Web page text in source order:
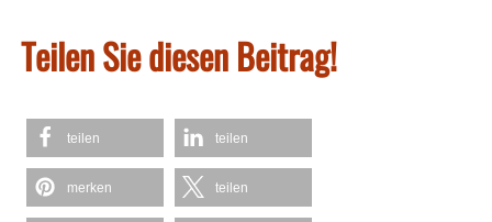
Teilen Sie diesen Beitrag!
teilen teilen
merken teilen